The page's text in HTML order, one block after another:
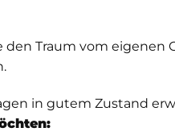
Traum vom eigenen
in gutem Zustand